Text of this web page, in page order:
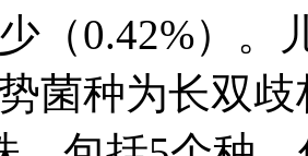
（0.42%）。
菌种为长双